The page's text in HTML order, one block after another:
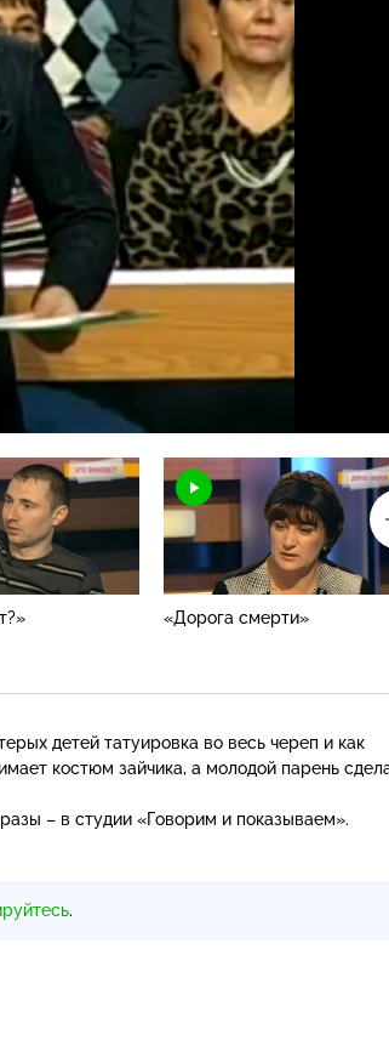
«Дорога смерти»
детей татуировка во весь череп и как
костюм зайчика, а молодой парень
– в студии «Говорим и показываем».
.